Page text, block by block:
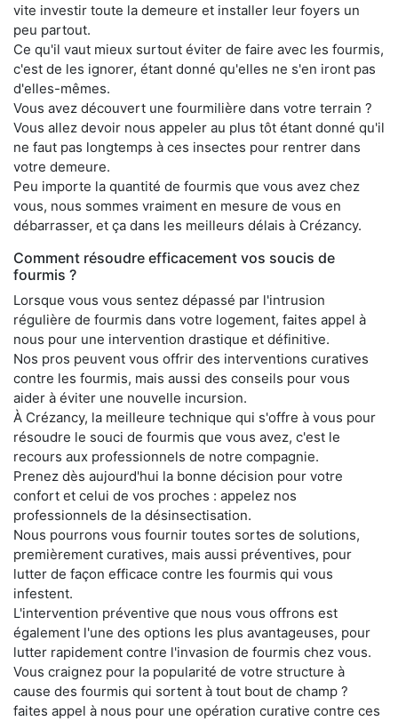
vite investir toute la demeure et installer leur foyers un
peu partout.
Ce qu'il vaut mieux surtout éviter de faire avec les fourmis,
c'est de les ignorer, étant donné qu'elles ne s'en iront pas
d'elles-mêmes.
Vous avez découvert une fourmilière dans votre terrain ?
Vous allez devoir nous appeler au plus tôt étant donné qu'il
ne faut pas longtemps à ces insectes pour rentrer dans
votre demeure.
Peu importe la quantité de fourmis que vous avez chez
vous, nous sommes vraiment en mesure de vous en
débarrasser, et ça dans les meilleurs délais à Crézancy.
Comment résoudre efficacement vos soucis de
fourmis ?
Lorsque vous vous sentez dépassé par l'intrusion
régulière de fourmis dans votre logement, faites appel à
nous pour une intervention drastique et définitive.
Nos pros peuvent vous offrir des interventions curatives
contre les fourmis, mais aussi des conseils pour vous
aider à éviter une nouvelle incursion.
À Crézancy, la meilleure technique qui s'offre à vous pour
résoudre le souci de fourmis que vous avez, c'est le
recours aux professionnels de notre compagnie.
Prenez dès aujourd'hui la bonne décision pour votre
confort et celui de vos proches : appelez nos
professionnels de la désinsectisation.
Nous pourrons vous fournir toutes sortes de solutions,
premièrement curatives, mais aussi préventives, pour
lutter de façon efficace contre les fourmis qui vous
infestent.
L'intervention préventive que nous vous offrons est
également l'une des options les plus avantageuses, pour
lutter rapidement contre l'invasion de fourmis chez vous.
Vous craignez pour la popularité de votre structure à
cause des fourmis qui sortent à tout bout de champ ?
faites appel à nous pour une opération curative contre ces